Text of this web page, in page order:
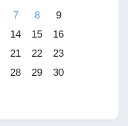
7 8
9
14 15
16
21 22
23
28 29
30